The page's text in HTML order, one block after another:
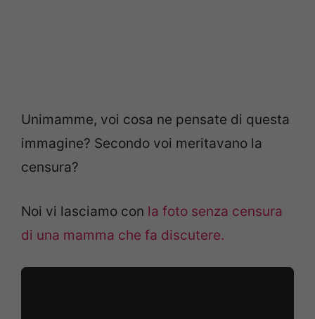
Unimamme, voi cosa ne pensate di questa
immagine? Secondo voi meritavano la
censura?
Noi vi lasciamo con la foto senza censura
di una mamma che fa discutere.